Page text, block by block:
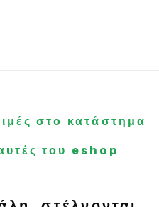
στο κατάστημα
του eshop